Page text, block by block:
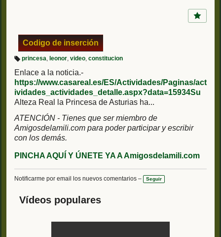
st
Codigo de inserción
iq
u
et
a
s:
princesa, leonor, video, constitucion
Enlace a la noticia.-
https://www.casareal.es/ES/Actividades/Paginas/act
ividades_actividades_detalle.aspx?data=15934Su
Alteza Real la Princesa de Asturias ha...
ATENCIÓN - Tienes que ser miembro de
Amigosdelamili.com para poder participar y escribir
con los demás.
PINCHA AQUÍ Y ÚNETE YA A Amigosdelamili.com
Notificarme por email los nuevos comentarios – Seguir
Vídeos populares